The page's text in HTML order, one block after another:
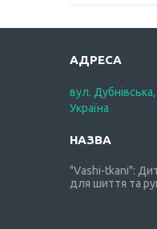
вул.
Україна
"Vashi-tkani":
для шиття та